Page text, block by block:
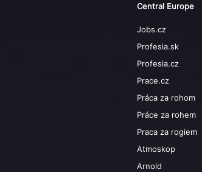
Central Europe
Jobs.cz
Profesia.sk
Profesia.cz
Prace.cz
Práca za rohom
Práce za rohem
Praca za rogiem
Atmoskop
Arnold